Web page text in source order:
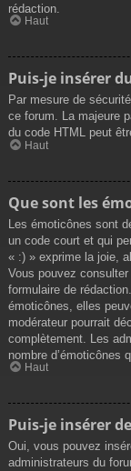
rédaction.
Haut
Puis-je insérer
Par mesure de
ce forum. La majeure
du code HTML peut
Haut
Que sont les
Les émoticônes sont
un code court et qui
« :) » exprime la joie,
Vous pouvez
formulaire de
émoticônes, elles
modérateur pourrait
complètement. Les
nombre d’émoticônes
Haut
Puis-je insérer
Oui, vous pouvez
administrateurs du